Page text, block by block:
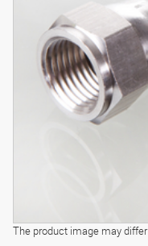
The product image may differ